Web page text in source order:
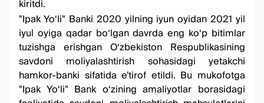
kiritdi.
"Ipak Yo‘li" Banki 2020 yilning iyun oyidan 2021 yil
iyul oyiga qadar bo‘lgan davrda eng ko‘p bitimlar
tuzishga erishgan O‘zbekiston Respublikasining
savdoni moliyalashtirish sohasidagi yetakchi
hamkor-banki sifatida e'tirof etildi. Bu mukofotga
"Ipak Yo‘li" Bank o‘zining amaliyotlar borasidagi